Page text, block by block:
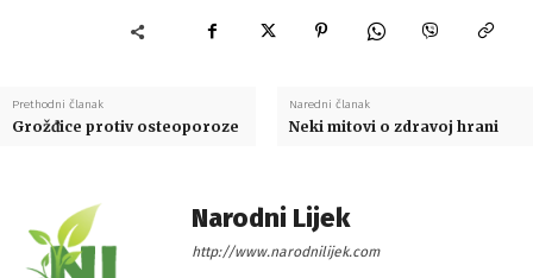
Prethodni članak
Grožđice protiv osteoporoze
Naredni članak
Neki mitovi o zdravoj hrani
Narodni Lijek
http://www.narodnilijek.com